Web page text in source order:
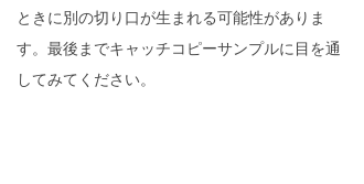
ときに別の切り口が生まれる可能性がありま
す。最後までキャッチコピーサンプルに目を通
してみてください。